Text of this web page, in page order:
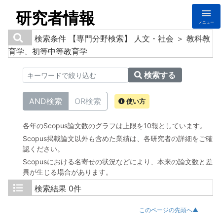
研究者情報 メニュー
検索条件
【専門分野検索】 人文・社会 ＞ 教科教
育学、初等中等教育学
検索する
AND検索 OR検索 使い方
各年のScopus論文数のグラフは上限を10報としています。
Scopus掲載論文以外も含めた業績は、各研究者の詳細をご確
認ください。
Scopusにおける名寄せの状況などにより、本来の論文数と差
異が生じる場合があります。
検索結果 0件
このページの先頭へ▲